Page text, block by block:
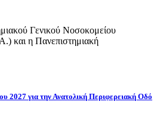
Γενικού Νοσοκομείου
και η Πανεπιστημιακή
2027 για την Ανατολική Περιφερειακή Οδό